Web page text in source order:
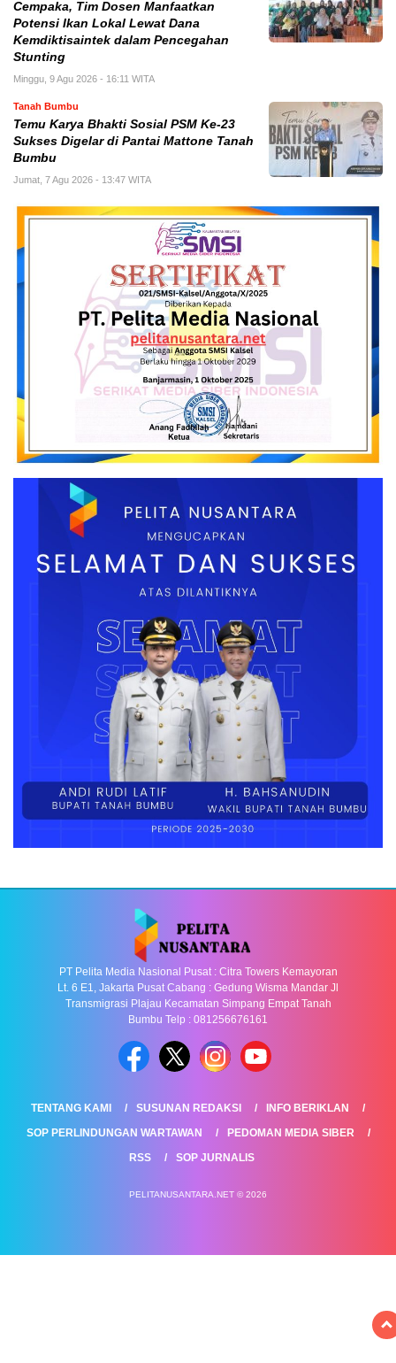
Cempaka, Tim Dosen Manfaatkan
Potensi Ikan Lokal Lewat Dana
Kemdiktisaintek dalam Pencegahan
Stunting
Minggu, 9 Agu 2026 - 16:11 WITA
Tanah Bumbu
Temu Karya Bhakti Sosial PSM Ke-23
Sukses Digelar di Pantai Mattone Tanah
Bumbu
Jumat, 7 Agu 2026 - 13:47 WITA
PT Pelita Media Nasional Pusat : Citra Towers Kemayoran
Lt. 6 E1, Jakarta Pusat Cabang : Gedung Wisma Mandar Jl
Transmigrasi Plajau Kecamatan Simpang Empat Tanah
Bumbu Telp : 081256676161
TENTANG KAMI SUSUNAN REDAKSI
INFO BERIKLAN
SOP PERLINDUNGAN WARTAWAN
PEDOMAN MEDIA SIBER
RSS
SOP JURNALIS
PELITANUSANTARA.NET © 2026